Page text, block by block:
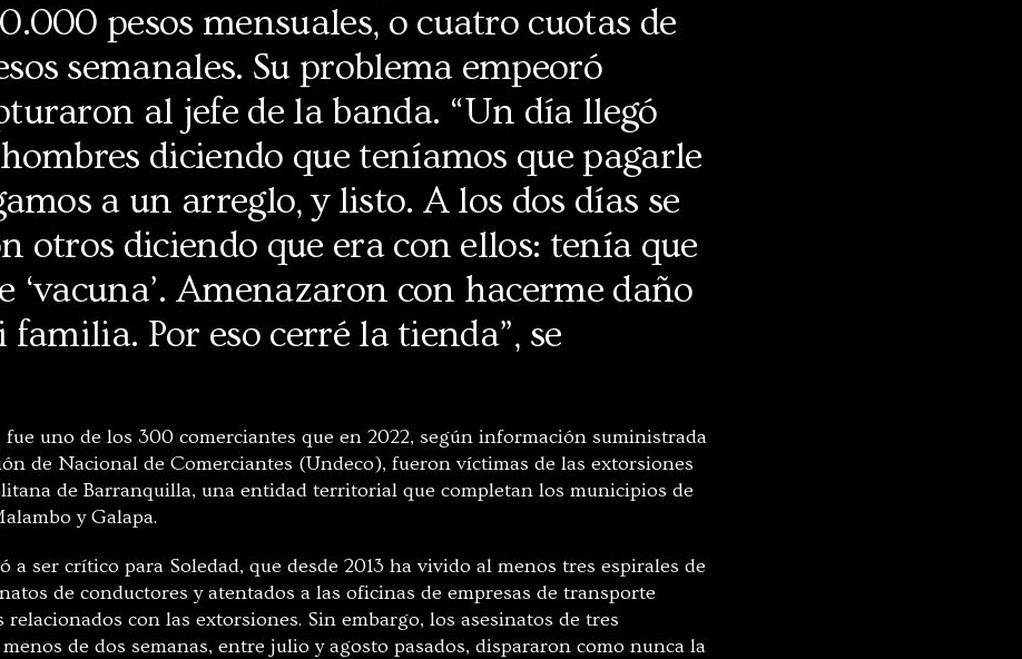
pesos mensuales, o cuatro cuotas de
semanales. Su problema empeoró
al jefe de la banda. “Un día llegó
diciendo que teníamos que pagarle
a un arreglo, y listo. A los dos días se
otros diciendo que era con ellos: tenía que
‘vacuna’. Amenazaron con hacerme daño
Por eso cerré la tienda”, se
fue uno de los 300 comerciantes que en 2022, según información suministrada
de Nacional de Comerciantes (Undeco), fueron víctimas de las extorsiones
de Barranquilla, una entidad territorial que completan los municipios de
y Galapa.
a ser crítico para Soledad, que desde 2013 ha vivido al menos tres espirales de
de conductores y atentados a las oficinas de empresas de transporte
con las extorsiones. Sin embargo, los asesinatos de tres
de dos semanas, entre julio y agosto pasados, dispararon como nunca la